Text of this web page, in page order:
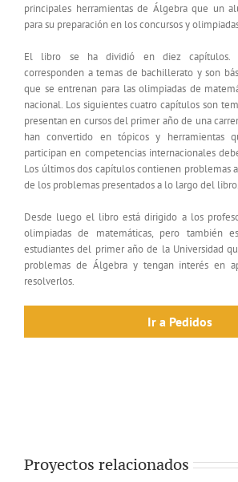
principales herramientas de Álgebra que un
para su preparación en los concursos y
El libro se ha dividió en diez capítulos.
corresponden a temas de bachillerato y son
que se entrenan para las olimpiadas de
nacional. Los siguientes cuatro capítulos son
presentan en cursos del primer año de una
han convertido en tópicos y herramientas
participan en competencias internacionales
Los últimos dos capítulos contienen problemas
de los problemas presentados a lo largo del libro.
Desde luego el libro está dirigido a los
olimpiadas de matemáticas, pero también
estudiantes del primer año de la Universidad
problemas de Álgebra y tengan interés en
resolverlos.
Ir a Pedidos
Proyectos relacionados